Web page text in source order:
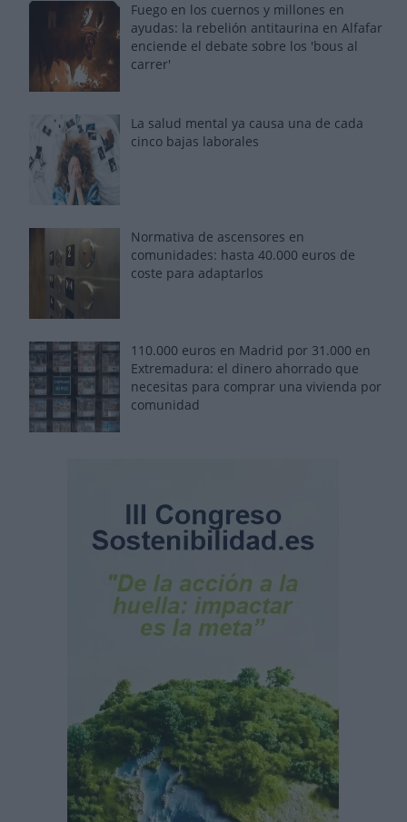
Fuego en los cuernos y millones en
ayudas: la rebelión antitaurina en Alfafar
enciende el debate sobre los 'bous al
carrer'
La salud mental ya causa una de cada
cinco bajas laborales
Normativa de ascensores en
comunidades: hasta 40.000 euros de
coste para adaptarlos
110.000 euros en Madrid por 31.000 en
Extremadura: el dinero ahorrado que
necesitas para comprar una vivienda por
comunidad